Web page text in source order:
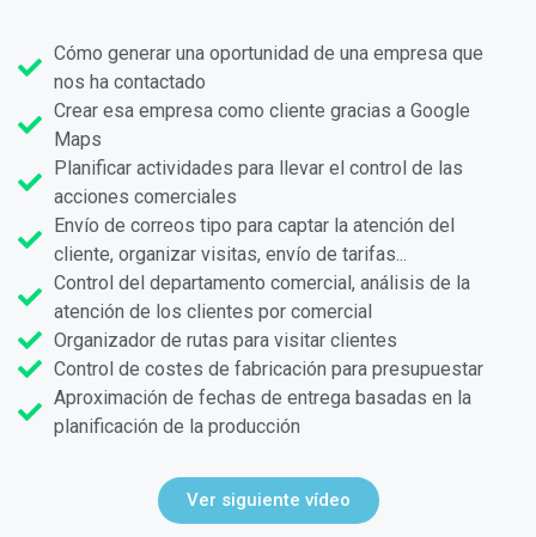
Cómo generar una oportunidad de una empresa que
nos ha contactado
Crear esa empresa como cliente gracias a Google
Maps
Planificar actividades para llevar el control de las
acciones comerciales
Envío de correos tipo para captar la atención del
cliente, organizar visitas, envío de tarifas...
Control del departamento comercial, análisis de la
atención de los clientes por comercial
Organizador de rutas para visitar clientes
Control de costes de fabricación para presupuestar
Aproximación de fechas de entrega basadas en la
planificación de la producción
Ver siguiente vídeo